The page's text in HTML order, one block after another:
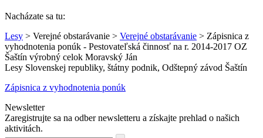
Nacházate sa tu:
Lesy > Verejné obstarávanie > Verejné obstarávanie > Zápisnica z
vyhodnotenia ponúk - Pestovateľská činnosť na r. 2014-2017 OZ
Šaštín výrobný celok Moravský Ján
Lesy Slovenskej republiky, štátny podnik, Odštepný závod Šaštín
Zápisnica z vyhodnotenia ponúk
Newsletter
Zaregistrujte sa na odber newsletteru a získajte prehlad o našich
aktivitách.